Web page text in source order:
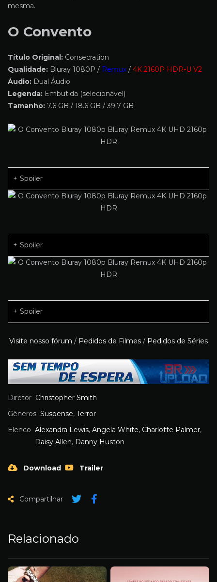
mesma.
O Convento
Título Original: Consecration
Qualidade: Bluray 1080P / Remux / 4K 2160P HDR-U V2
Áudio: Dual Áudio
Legenda: Embutida (selecionável)
Tamanho: 7.6 GB / 18.6 GB / 39.7 GB
Spoiler
Spoiler
Spoiler
Visite nosso fórum / Pedidos de Filmes / Pedidos de Séries
Diretor Christopher Smith
Gêneros Suspense, Terror
Elenco Alexandra Lewis, Angela White, Charlotte Palmer,
Daisy Allen, Danny Huston
Download Trailer
Compartilhar
Relacionado